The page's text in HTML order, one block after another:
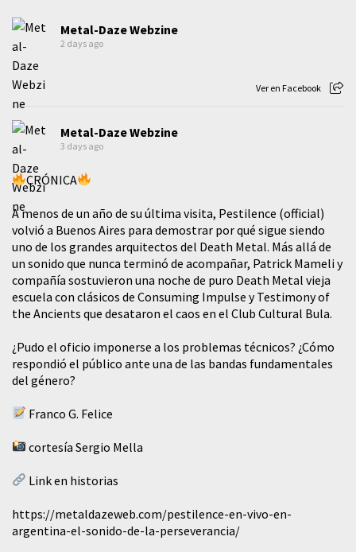
Metal-Daze Webzine
2 days ago
Ver en Facebook
Metal-Daze Webzine
3 days ago
CRÓNICA
A menos de un año de su última visita, Pestilence (official)
volvió a Buenos Aires para demostrar por qué sigue siendo
uno de los grandes arquitectos del Death Metal. Más allá de
un sonido que nunca terminó de acompañar, Patrick Mameli y
compañía sostuvieron una noche de puro Death Metal vieja
escuela con clásicos de Consuming Impulse y Testimony of
the Ancients que desataron el caos en el Club Cultural Bula.
¿Pudo el oficio imponerse a los problemas técnicos? ¿Cómo
respondió el público ante una de las bandas fundamentales
del género?
Franco G. Felice
cortesía Sergio Mella
Link en historias
https://metaldazeweb.com/pestilence-en-vivo-en-
argentina-el-sonido-de-la-perseverancia/